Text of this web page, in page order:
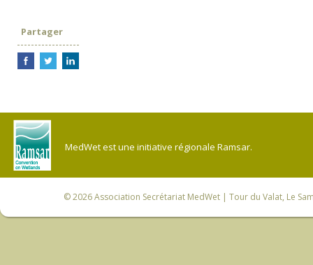
Partager
MedWet est une initiative régionale Ramsar.
© 2026Association Secrétariat MedWet | Tour du Valat, Le